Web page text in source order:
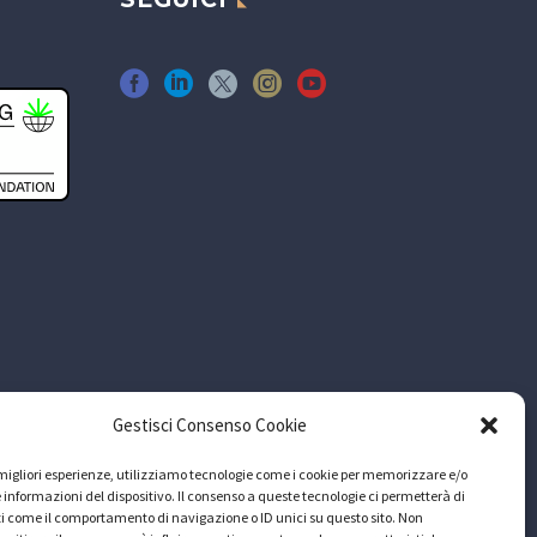
Gestisci Consenso Cookie
esperienze, utilizziamo tecnologie come i cookie per memorizzare e/o
informazioni del dispositivo. Il consenso a queste tecnologie ci permetterà di
come il comportamento di navigazione o ID unici su questo sito. Non